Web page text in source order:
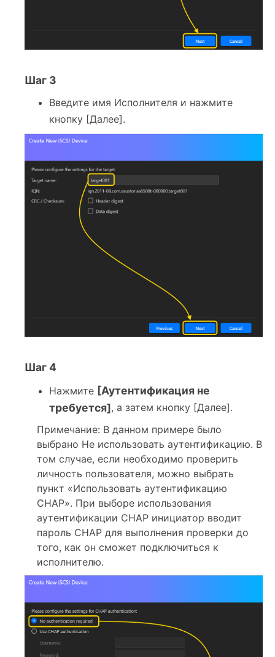
Шаг 3
Введите имя Исполнителя и нажмите
кнопку [Далее].
Шаг 4
Нажмите [Аутентификация не
требуется], а затем кнопку [Далее].
Примечание: В данном примере было
выбрано Не использовать аутентификацию. В
том случае, если необходимо проверить
личность пользователя, можно выбрать
пункт «Использовать аутентификацию
CHAP». При выборе использования
аутентификации CHAP инициатор вводит
пароль CHAP для выполнения проверки до
того, как он сможет подключиться к
исполнителю.